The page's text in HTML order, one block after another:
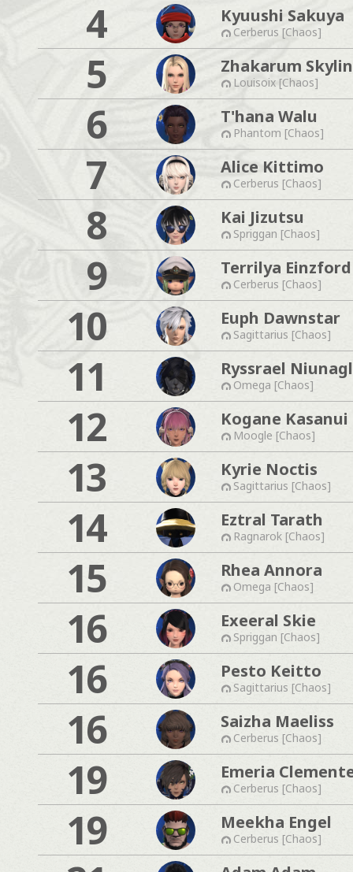
4 Kyuushi Sakuya
Cerberus [Chaos]
5 Zhakarum
Louisoix [Chaos]
6 T'hana Walu
Phantom [Chaos]
7 Alice Kittimo
Cerberus [Chaos]
8 Kai Jizutsu
Spriggan [Chaos]
9 Terrilya Einzford
Cerberus [Chaos]
10 Euph Dawnstar
Sagittarius [Chaos]
11 Ryssrael
Omega [Chaos]
12 Kogane Kasanui
Moogle [Chaos]
13 Kyrie Noctis
Sagittarius [Chaos]
14 Eztral Tarath
Ragnarok [Chaos]
15 Rhea Annora
Omega [Chaos]
16 Exeeral Skie
Spriggan [Chaos]
16 Pesto Keitto
Sagittarius [Chaos]
16 Saizha Maeliss
Cerberus [Chaos]
19 Emeria
Cerberus [Chaos]
19 Meekha Engel
Cerberus [Chaos]